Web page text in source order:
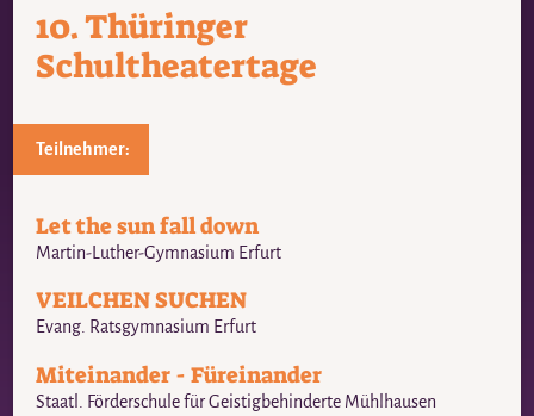
10. Thüringer
Schultheatertage
Teilnehmer:
Let the sun fall down
Martin-Luther-Gymnasium Erfurt
VEILCHEN SUCHEN
Evang. Ratsgymnasium Erfurt
Miteinander - Füreinander
Staatl. Förderschule für Geistigbehinderte Mühlhausen